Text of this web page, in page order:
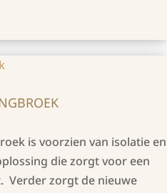
is voorzien van isolatie en
die zorgt voor een
Verder zorgt de nieuwe